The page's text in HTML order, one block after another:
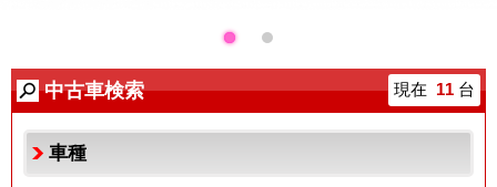
中古車検索 現在 11 台
車種